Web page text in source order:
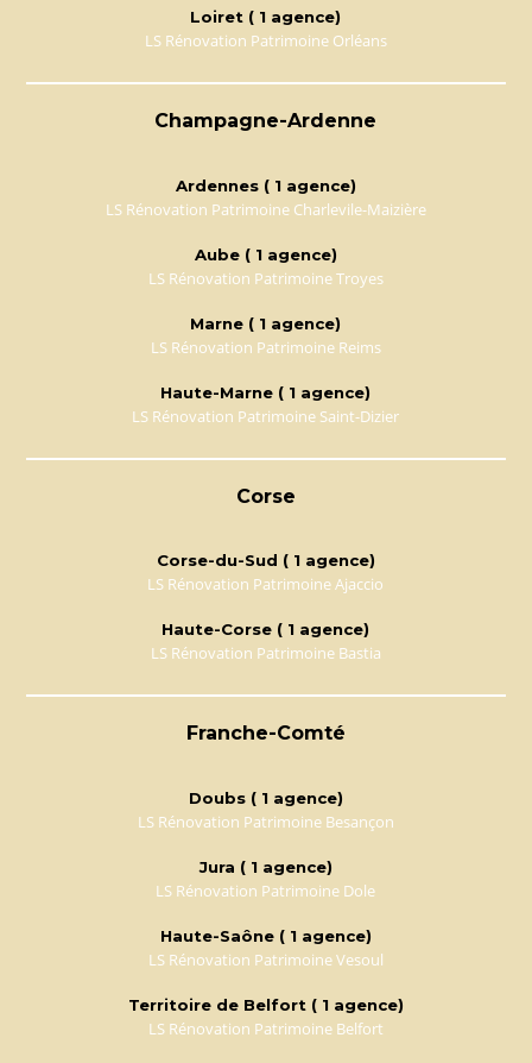
Loiret ( 1 agence)
LS Rénovation Patrimoine Orléans
Champagne-Ardenne
Ardennes ( 1 agence)
LS Rénovation Patrimoine Charlevile-Maizière
Aube ( 1 agence)
LS Rénovation Patrimoine Troyes
Marne ( 1 agence)
LS Rénovation Patrimoine Reims
Haute-Marne ( 1 agence)
LS Rénovation Patrimoine Saint-Dizier
Corse
Corse-du-Sud ( 1 agence)
LS Rénovation Patrimoine Ajaccio
Haute-Corse ( 1 agence)
LS Rénovation Patrimoine Bastia
Franche-Comté
Doubs ( 1 agence)
LS Rénovation Patrimoine Besançon
Jura ( 1 agence)
LS Rénovation Patrimoine Dole
Haute-Saône ( 1 agence)
LS Rénovation Patrimoine Vesoul
Territoire de Belfort ( 1 agence)
LS Rénovation Patrimoine Belfort